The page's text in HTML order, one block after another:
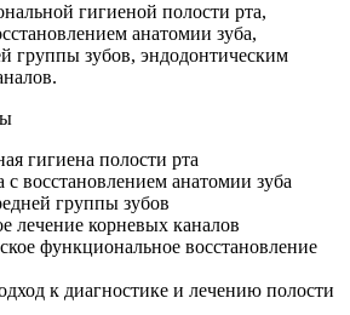
гигиеной полости рта,
анатомии зуба,
группы зубов, эндодонтическим
гигиена полости рта
с восстановлением анатомии зуба
группы зубов
лечение корневых каналов
функциональное восстановление
к диагностике и лечению полости